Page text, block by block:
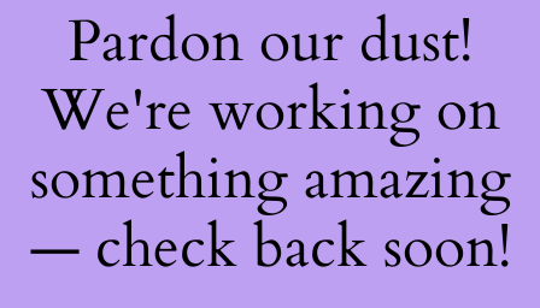
Pardon our dust!
We're working on
something amazing
— check back soon!